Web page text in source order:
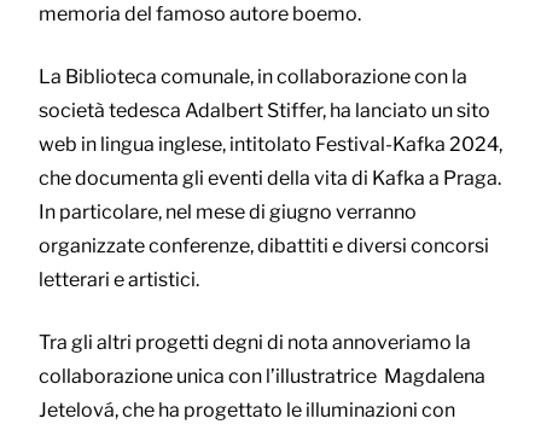
memoria del famoso autore boemo.
La Biblioteca comunale, in collaborazione con la
società tedesca Adalbert Stiffer, ha lanciato un sito
web in lingua inglese, intitolato Festival-Kafka 2024,
che documenta gli eventi della vita di Kafka a Praga.
In particolare, nel mese di giugno verranno
organizzate conferenze, dibattiti e diversi concorsi
letterari e artistici.
Tra gli altri progetti degni di nota annoveriamo la
collaborazione unica con l’illustratrice Magdalena
Jetelová, che ha progettato le illuminazioni con